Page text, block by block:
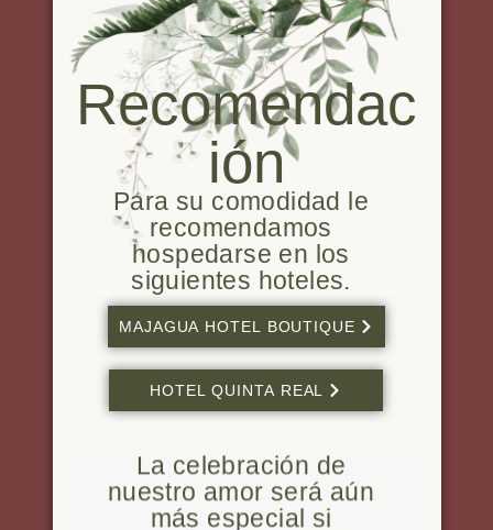
Recomendac
ión
Para su comodidad le
recomendamos
hospedarse en los
siguientes hoteles.
MAJAGUA HOTEL BOUTIQUE
HOTEL QUINTA REAL
La celebración de
nuestro amor será aún
más especial si